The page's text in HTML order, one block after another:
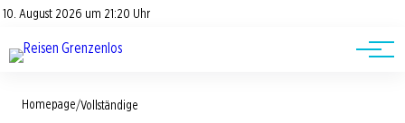
10. August 2026 um 21:20 Uhr
Datenschutz
Road Trips
Reisetipps
Homepage/Vollständige